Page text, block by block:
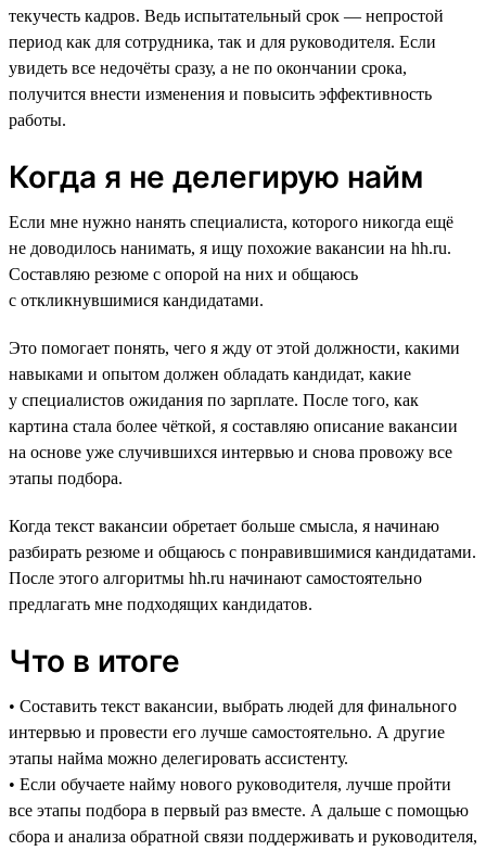
текучесть кадров. Ведь испытательный срок — непростой
период как для сотрудника, так и для руководителя. Если
увидеть все недочёты сразу, а не по окончании срока,
получится внести изменения и повысить эффективность
работы.
Когда я не делегирую найм
Если мне нужно нанять специалиста, которого никогда ещё
не доводилось нанимать, я ищу похожие вакансии на hh.ru.
Составляю резюме с опорой на них и общаюсь
с откликнувшимися кандидатами.
Это помогает понять, чего я жду от этой должности, какими
навыками и опытом должен обладать кандидат, какие
у специалистов ожидания по зарплате. После того, как
картина стала более чёткой, я составляю описание вакансии
на основе уже случившихся интервью и снова провожу все
этапы подбора.
Когда текст вакансии обретает больше смысла, я начинаю
разбирать резюме и общаюсь с понравившимися кандидатами.
После этого алгоритмы hh.ru начинают самостоятельно
предлагать мне подходящих кандидатов.
Что в итоге
• Составить текст вакансии, выбрать людей для финального
интервью и провести его лучше самостоятельно. А другие
этапы найма можно делегировать ассистенту.
• Если обучаете найму нового руководителя, лучше пройти
все этапы подбора в первый раз вместе. А дальше с помощью
сбора и анализа обратной связи поддерживать и руководителя,